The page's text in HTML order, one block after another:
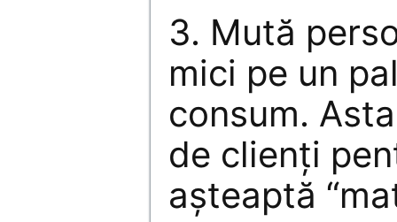
3. Mută
mici pe un
consum.
de clienţi
aşteaptă